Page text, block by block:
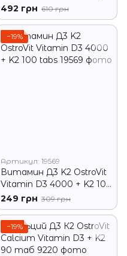
492 грн 610 грн
−19%
Артикул: 19569
Витамин Д3 K2 OstroVit
Vitamin D3 4000 + K2 100
tabs
249 грн 309 грн
−19%